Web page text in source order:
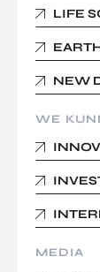
LIFE
NEW
WE
MEDIA